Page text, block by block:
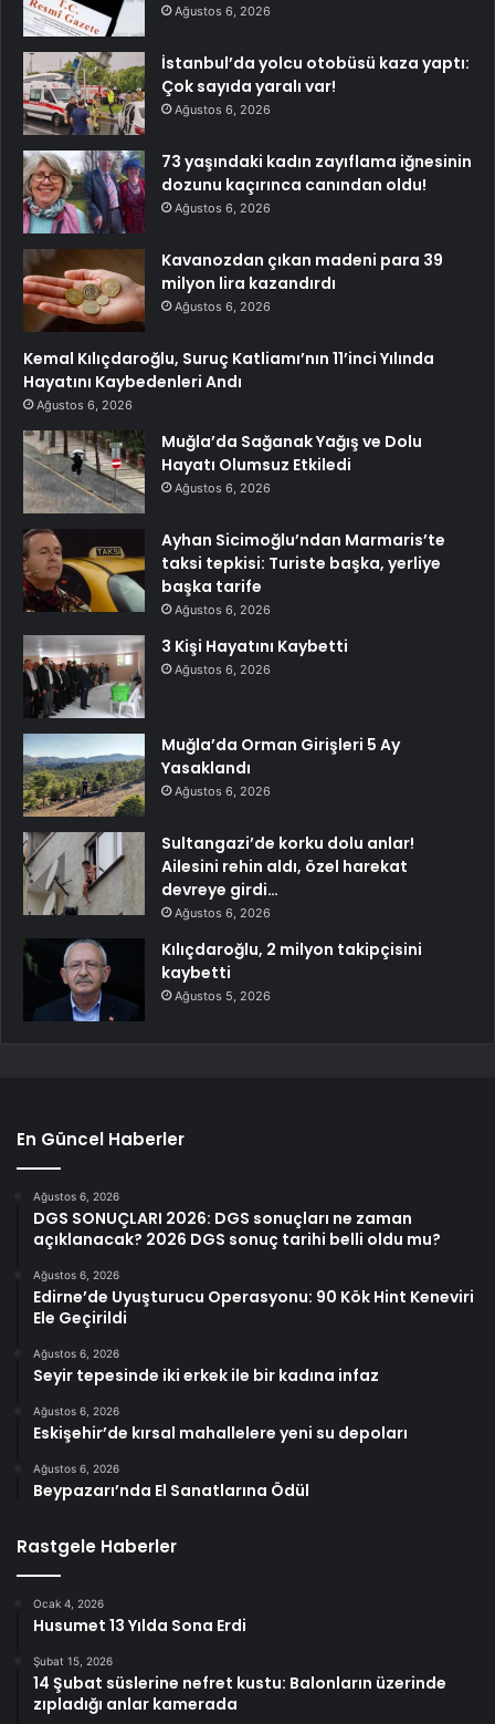
Ağustos 6, 2026
İstanbul’da yolcu otobüsü kaza yaptı:
Çok sayıda yaralı var!
Ağustos 6, 2026
73 yaşındaki kadın zayıflama iğnesinin
dozunu kaçırınca canından oldu!
Ağustos 6, 2026
Kavanozdan çıkan madeni para 39
milyon lira kazandırdı
Ağustos 6, 2026
Kemal Kılıçdaroğlu, Suruç Katliamı’nın 11’inci Yılında
Hayatını Kaybedenleri Andı
Ağustos 6, 2026
Muğla’da Sağanak Yağış ve Dolu
Hayatı Olumsuz Etkiledi
Ağustos 6, 2026
Ayhan Sicimoğlu’ndan Marmaris’te
taksi tepkisi: Turiste başka, yerliye
başka tarife
Ağustos 6, 2026
3 Kişi Hayatını Kaybetti
Ağustos 6, 2026
Muğla’da Orman Girişleri 5 Ay
Yasaklandı
Ağustos 6, 2026
Sultangazi’de korku dolu anlar!
Ailesini rehin aldı, özel harekat
devreye girdi…
Ağustos 6, 2026
Kılıçdaroğlu, 2 milyon takipçisini
kaybetti
Ağustos 5, 2026
En Güncel Haberler
Ağustos 6, 2026
DGS SONUÇLARI 2026: DGS sonuçları ne zaman
açıklanacak? 2026 DGS sonuç tarihi belli oldu mu?
Ağustos 6, 2026
Edirne’de Uyuşturucu Operasyonu: 90 Kök Hint Keneviri
Ele Geçirildi
Ağustos 6, 2026
Seyir tepesinde iki erkek ile bir kadına infaz
Ağustos 6, 2026
Eskişehir’de kırsal mahallelere yeni su depoları
Ağustos 6, 2026
Beypazarı’nda El Sanatlarına Ödül
Rastgele Haberler
Ocak 4, 2026
Husumet 13 Yılda Sona Erdi
Şubat 15, 2026
14 Şubat süslerine nefret kustu: Balonların üzerinde
zıpladığı anlar kamerada